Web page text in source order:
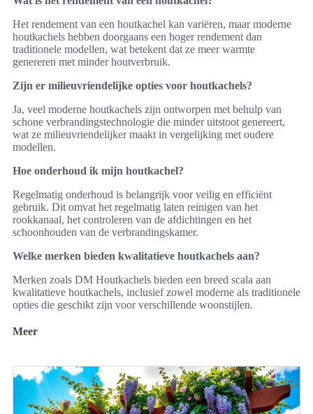
Het rendement van een houtkachel kan variëren, maar moderne
houtkachels hebben doorgaans een hoger rendement dan
traditionele modellen, wat betekent dat ze meer warmte
genereren met minder houtverbruik.
Zijn er milieuvriendelijke opties voor houtkachels?
Ja, veel moderne houtkachels zijn ontworpen met behulp van
schone verbrandingstechnologie die minder uitstoot genereert,
wat ze milieuvriendelijker maakt in vergelijking met oudere
modellen.
Hoe onderhoud ik mijn houtkachel?
Regelmatig onderhoud is belangrijk voor veilig en efficiënt
gebruik. Dit omvat het regelmatig laten reinigen van het
rookkanaal, het controleren van de afdichtingen en het
schoonhouden van de verbrandingskamer.
Welke merken bieden kwalitatieve houtkachels aan?
Merken zoals DM Houtkachels bieden een breed scala aan
kwalitatieve houtkachels, inclusief zowel moderne als traditionele
opties die geschikt zijn voor verschillende woonstijlen.
Meer